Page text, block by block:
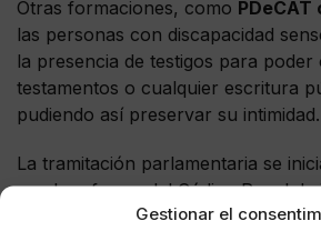
Gestionar el
Otras formaciones, como PDeCAT
las personas con discapacidad
la presencia de testigos para poder
testamentos o cualquier escritura
pudiendo así preservar su intimidad.
La tramitación parlamentaria se
que la reforma del Código Penal de
entrará en vigor el próximo mes de